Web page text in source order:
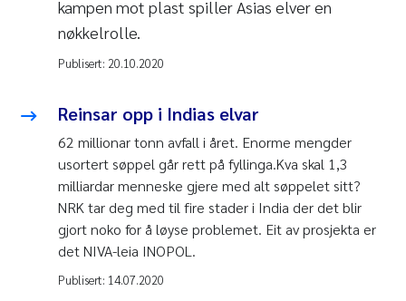
kampen mot plast spiller Asias elver en
nøkkelrolle.
Publisert: 20.10.2020
Reinsar opp i Indias elvar
62 millionar tonn avfall i året. Enorme mengder
usortert søppel går rett på fyllinga.Kva skal 1,3
milliardar menneske gjere med alt søppelet sitt?
NRK tar deg med til fire stader i India der det blir
gjort noko for å løyse problemet. Eit av prosjekta er
det NIVA-leia INOPOL.
Publisert: 14.07.2020